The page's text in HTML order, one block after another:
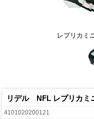
レプリカミ
リデル NFL レプリカミ
4101020200121